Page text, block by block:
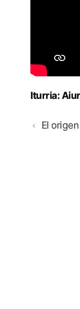
Iturria:
El